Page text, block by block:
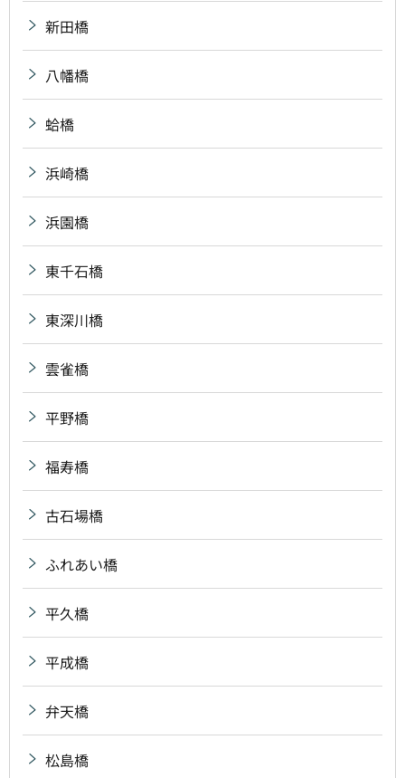
新田橋
八幡橋
蛤橋
浜崎橋
浜園橋
東千石橋
東深川橋
雲雀橋
平野橋
福寿橋
古石場橋
ふれあい橋
平久橋
平成橋
弁天橋
松島橋